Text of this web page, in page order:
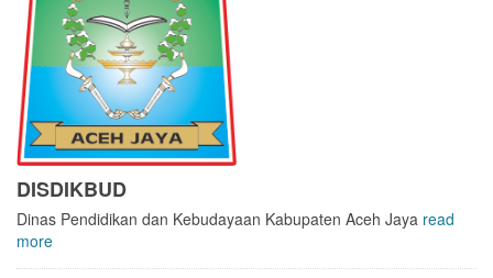
DISDIKBUD
Dinas Pendidikan dan Kebudayaan Kabupaten Aceh Jaya read
more